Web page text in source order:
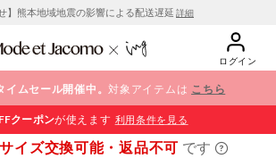
】熊本地域地震の影響による配送遅延 詳細
ログイン
イムセール開催中。対象アイテムは こちら
クーポンが使えます 利用条件を見る
サイズ交換可能・返品不可 です